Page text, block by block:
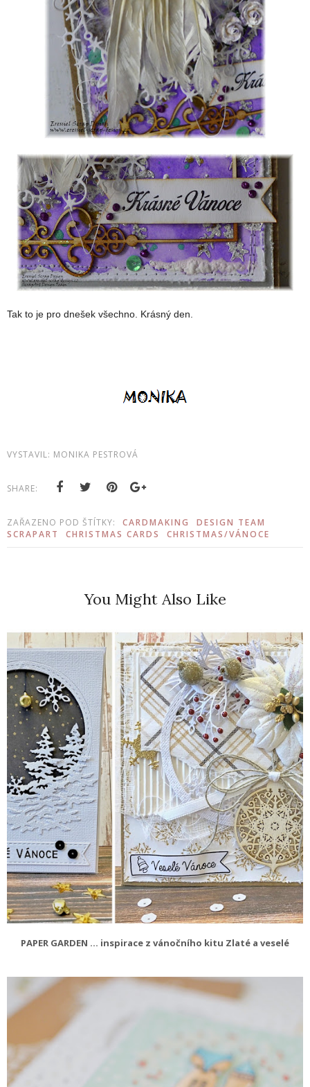
Tak to je pro dnešek všechno. Krásný den.
VYSTAVIL: MONIKA PESTROVÁ
SHARE:
ZAŘAZENO POD ŠTÍTKY: CARDMAKING
DESIGN TEAM
SCRAPART
CHRISTMAS CARDS CHRISTMAS/VÁNOCE
You Might Also Like
PAPER GARDEN ... inspirace z vánočního kitu Zlaté a veselé